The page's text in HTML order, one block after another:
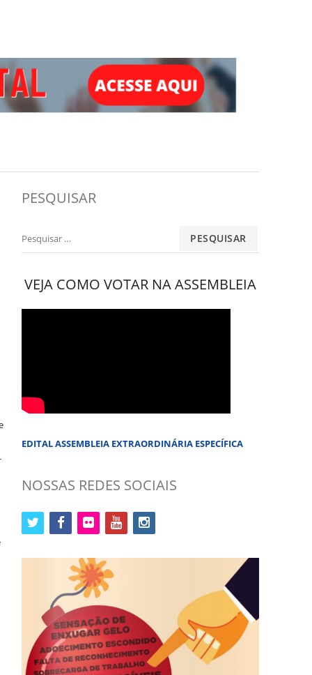
PESQUISAR
Pesquisar
VEJA COMO VOTAR NA ASSEMBLEIA
EDITAL ASSEMBLEIA EXTRAORDINÁRIA ESPECÍFICA
NOSSAS REDES SOCIAIS
twitterfacebook flickr youtube